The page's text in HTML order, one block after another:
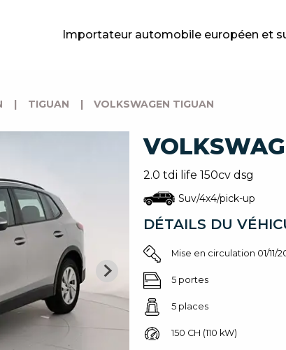
Importateur automobile européen et
| TIGUAN | VOLKSWAGEN TIGUAN
2.0 tdi life 150cv dsg
Suv/4x4/pick-up
DÉTAILS DU
Mise en circulation 01/11/
5 portes
5 places
150 CH (110 kW)